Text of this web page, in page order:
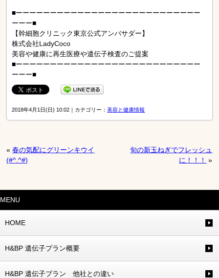
■ーーーーーーーーーーーーーーーーーーーーーーーーーーー
ーーー■
【幹細胞クリニック東京公式アンバサダー】
株式会社LadyCoco
美容や健康に再生医療や遺伝子検査のご提案
■ーーーーーーーーーーーーーーーーーーーーーーーーーーー
ーーー■
2018年4月1日(日) 10:02｜カテゴリー：美容と健康情報
«春の気配にグリーンキウイ
(#^.^#)
旬の新玉ねぎでフレッシュ
に！！！
»
MENU
HOME
H&BP 遺伝子プラン概要
H&BP 遺伝子プラン 他社との違い